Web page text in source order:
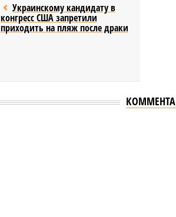
Украинскому кандидату в
конгресс США запретили
приходить на пляж после драки